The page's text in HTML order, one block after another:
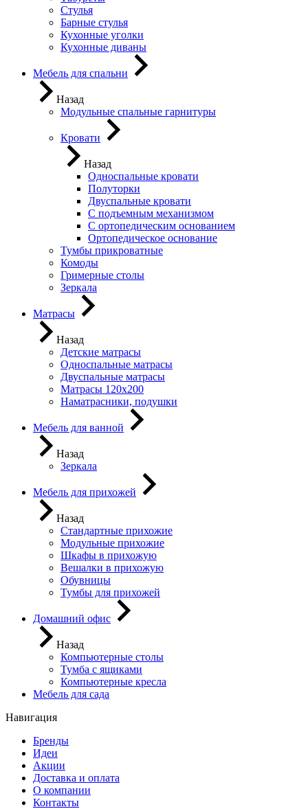
Стулья
Барные стулья
Кухонные уголки
Кухонные диваны
Мебель для спальни
Назад
Модульные спальные гарнитуры
Кровати
Назад
Односпальные кровати
Полуторки
Двуспальные кровати
С подъемным механизмом
С ортопедическим основанием
Ортопедическое основание
Тумбы прикроватные
Комоды
Гримерные столы
Зеркала
Матрасы
Назад
Детские матрасы
Односпальные матрасы
Двуспальные матрасы
Матрасы 120х200
Наматрасники, подушки
Мебель для ванной
Назад
Зеркала
Мебель для прихожей
Назад
Стандартные прихожие
Модульные прихожие
Шкафы в прихожую
Вешалки в прихожую
Обувницы
Тумбы для прихожей
Домашний офис
Назад
Компьютерные столы
Тумба с ящиками
Компьютерные кресла
Мебель для сада
Навигация
Бренды
Идеи
Акции
Доставка и оплата
О компании
Контакты